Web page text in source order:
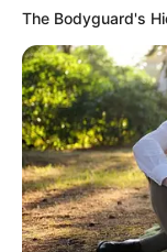
The Bodyguard's